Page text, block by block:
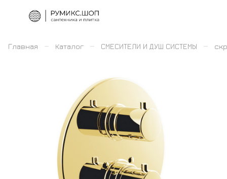
Главная – Каталог – СМЕСИТЕЛИ И ДУШ СИСТЕМЫ –